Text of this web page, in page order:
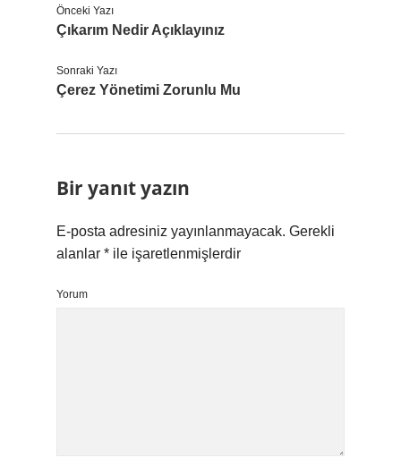
Önceki Yazı
Çıkarım Nedir Açıklayınız
Sonraki Yazı
Çerez Yönetimi Zorunlu Mu
Bir yanıt yazın
E-posta adresiniz yayınlanmayacak. Gerekli
alanlar * ile işaretlenmişlerdir
Yorum